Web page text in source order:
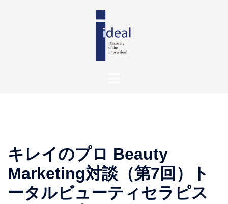
キレイのプロ Beauty
Marketing対談（第7回）ト
ータルビューティセラピス